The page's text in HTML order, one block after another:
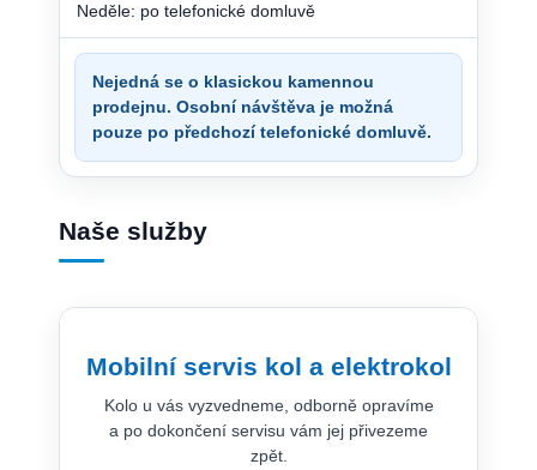
Neděle: po telefonické domluvě
Nejedná se o klasickou kamennou
prodejnu. Osobní návštěva je možná
pouze po předchozí telefonické domluvě.
Naše služby
Mobilní servis kol a elektrokol
Kolo u vás vyzvedneme, odborně opravíme
a po dokončení servisu vám jej přivezeme
zpět.